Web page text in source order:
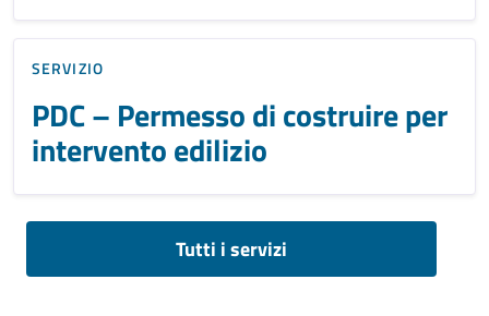
SERVIZIO
PDC – Permesso di costruire per
intervento edilizio
Tutti i servizi